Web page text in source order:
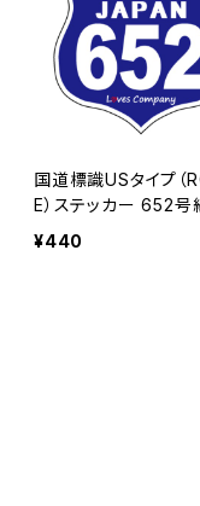
国道標識USタイプ（
E）ステッカー 652号
¥440